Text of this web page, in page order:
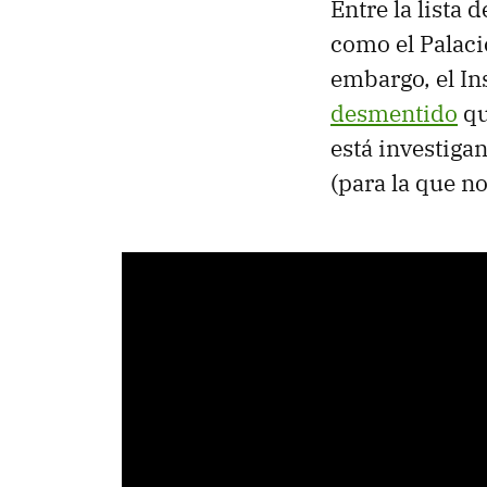
Entre la lista
como el
embargo, el
desmentido
está
(para la que